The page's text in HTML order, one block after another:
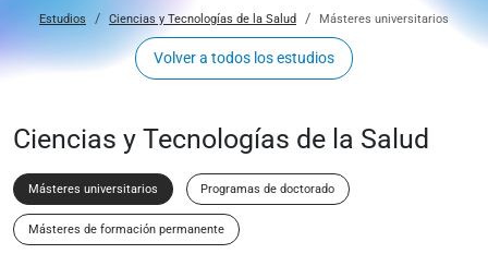
Estudios Ciencias y Tecnologías de la Salud Másteres universitarios
Volver a todos los estudios
Ciencias y Tecnologías de la Salud
Másteres universitarios Programas de doctorado
Másteres de formación permanente